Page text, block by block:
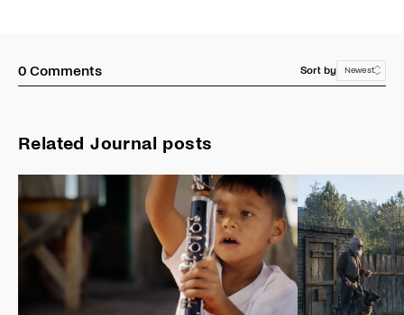
0 Comments Sort by Newest
Related Journal posts